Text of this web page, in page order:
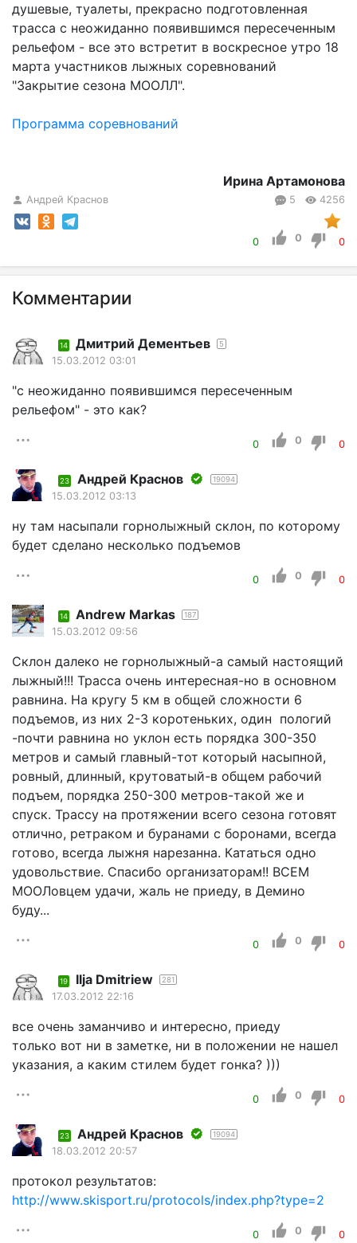
душевые, туалеты, прекрасно подготовленная
трасса с неожиданно появившимся пересеченным
рельефом - все это встретит в воскресное утро 18
марта участников лыжных соревнований
"Закрытие сезона МООЛЛ".
Программа соревнований
Ирина Артамонова
Андрей Краснов 5 4256
0 0 0
Комментарии
14 Дмитрий Дементьев 5
15.03.2012 03:01
"с неожиданно появившимся пересеченным
рельефом" - это как?
0 0 0
23 Андрей Краснов 19094
15.03.2012 03:13
ну там насыпали горнолыжный склон, по которому
будет сделано несколько подъемов
0 0 0
14 Andrew Markas 187
15.03.2012 09:56
Склон далеко не горнолыжный-а самый настоящий
лыжный!!! Трасса очень интересная-но в основном
равнина. На кругу 5 км в общей сложности 6
подъемов, из них 2-3 коротеньких, один пологий
-почти равнина но уклон есть порядка 300-350
метров и самый главный-тот который насыпной,
ровный, длинный, крутоватый-в общем рабочий
подъем, порядка 250-300 метров-такой же и
спуск. Трассу на протяжении всего сезона готовят
отлично, ретраком и буранами с боронами, всегда
готово, всегда лыжня нарезанна. Кататься одно
удовольствие. Спасибо организаторам!! ВСЕМ
МООЛовцем удачи, жаль не приеду, в Демино
буду...
0 0 0
19 Ilja Dmitriew 281
17.03.2012 22:16
все очень заманчиво и интересно, приеду
только вот ни в заметке, ни в положении не нашел
указания, а каким стилем будет гонка? )))
0 0 0
23 Андрей Краснов 19094
18.03.2012 20:57
протокол результатов:
http://www.skisport.ru/protocols/index.php?type=2
0 0 0